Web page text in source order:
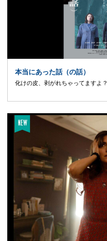
本当にあった話（の話）
化けの皮、剥がれちゃってますよ？